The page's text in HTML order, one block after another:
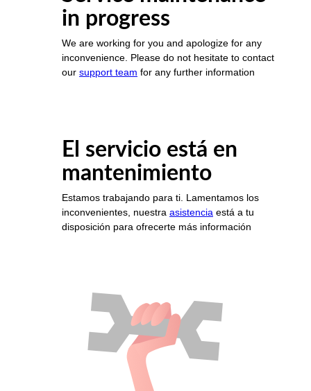
in progress
We are working for you and apologize for any
inconvenience. Please do not hesitate to contact
our support team for any further information
El servicio está en
mantenimiento
Estamos trabajando para ti. Lamentamos los
inconvenientes, nuestra asistencia está a tu
disposición para ofrecerte más información